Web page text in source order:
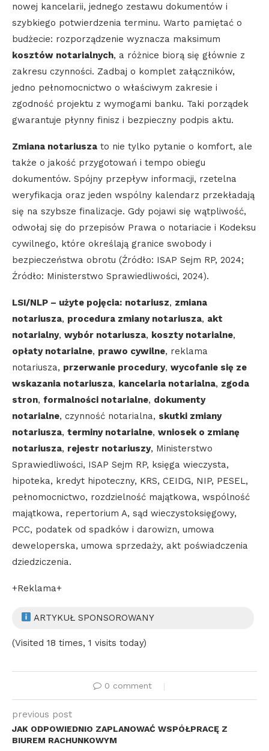
nowej kancelarii, jednego zestawu dokumentów i
szybkiego potwierdzenia terminu. Warto pamiętać o
budżecie: rozporządzenie wyznacza maksimum
kosztów notarialnych, a różnice biorą się głównie z
zakresu czynności. Zadbaj o komplet załączników,
jedno pełnomocnictwo o właściwym zakresie i
zgodność projektu z wymogami banku. Taki porządek
gwarantuje płynny finisz i bezpieczny podpis aktu.
Zmiana notariusza to nie tylko pytanie o komfort, ale
także o jakość przygotowań i tempo obiegu
dokumentów. Spójny przepływ informacji, rzetelna
weryfikacja oraz jeden wspólny kalendarz przekładają
się na szybsze finalizacje. Gdy pojawi się wątpliwość,
odwołaj się do przepisów Prawa o notariacie i Kodeksu
cywilnego, które określają granice swobody i
bezpieczeństwa obrotu (Źródło: ISAP Sejm RP, 2024;
Źródło: Ministerstwo Sprawiedliwości, 2024).
LSI/NLP – użyte pojęcia: notariusz, zmiana
notariusza, procedura zmiany notariusza, akt
notarialny, wybór notariusza, koszty notarialne,
opłaty notarialne, prawo cywilne, reklama
notariusza, przerwanie procedury, wycofanie się ze
wskazania notariusza, kancelaria notarialna, zgoda
stron, formalności notarialne, dokumenty
notarialne, czynność notarialna, skutki zmiany
notariusza, terminy notarialne, wniosek o zmianę
notariusza, rejestr notariuszy, Ministerstwo
Sprawiedliwości, ISAP Sejm RP, księga wieczysta,
hipoteka, kredyt hipoteczny, KRS, CEIDG, NIP, PESEL,
pełnomocnictwo, rozdzielność majątkowa, wspólność
majątkowa, repertorium A, sąd wieczystoksięgowy,
PCC, podatek od spadków i darowizn, umowa
deweloperska, umowa sprzedaży, akt poświadczenia
dziedziczenia.
+Reklama+
ARTYKUŁ SPONSOROWANY
(Visited 18 times, 1 visits today)
0 comment
previous post
JAK ODPOWIEDNIO ZAPLANOWAĆ WSPÓŁPRACĘ Z
BIUREM RACHUNKOWYM